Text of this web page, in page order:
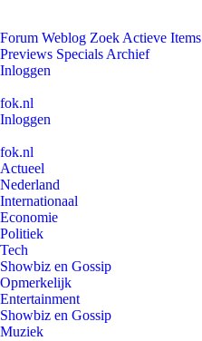
Forum Weblog Zoek Actieve Items
Previews Specials Archief
Inloggen
fok.nl
Inloggen
fok.nl
Actueel
Nederland
Internationaal
Economie
Politiek
Tech
Showbiz en Gossip
Opmerkelijk
Entertainment
Showbiz en Gossip
Muziek